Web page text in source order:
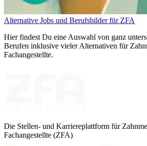
Alternative Jobs und Berufsbilder für ZFA
Hier findest Du eine Auswahl von ganz
Berufen inklusive vieler Alternativen für
Fachangestellte.
Die Stellen- und Karriereplattform für
Fachangestellte (ZFA)